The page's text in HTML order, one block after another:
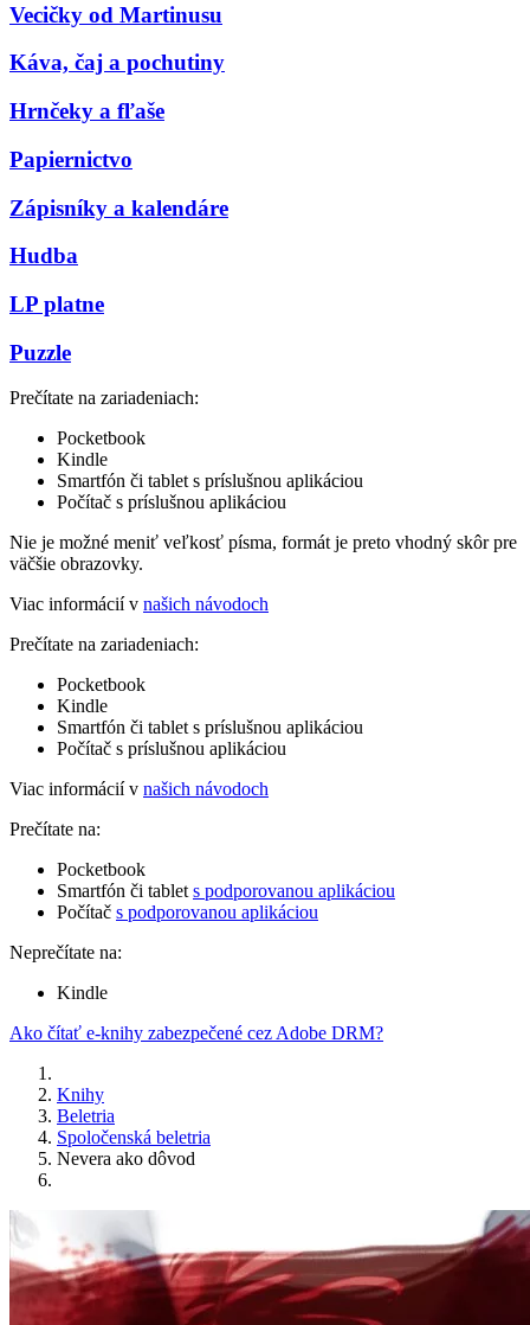
Vecičky od Martinusu
Káva, čaj a pochutiny
Hrnčeky a fľaše
Papiernictvo
Zápisníky a kalendáre
Hudba
LP platne
Puzzle
Prečítate na zariadeniach:
Pocketbook
Kindle
Smartfón či tablet s príslušnou aplikáciou
Počítač s príslušnou aplikáciou
Nie je možné meniť veľkosť písma, formát je preto vhodný skôr pre
väčšie obrazovky.
Viac informácií v našich návodoch
Prečítate na zariadeniach:
Pocketbook
Kindle
Smartfón či tablet s príslušnou aplikáciou
Počítač s príslušnou aplikáciou
Viac informácií v našich návodoch
Prečítate na:
Pocketbook
Smartfón či tablet s podporovanou aplikáciou
Počítač s podporovanou aplikáciou
Neprečítate na:
Kindle
Ako čítať e-knihy zabezpečené cez Adobe DRM?
Knihy
Beletria
Spoločenská beletria
Nevera ako dôvod